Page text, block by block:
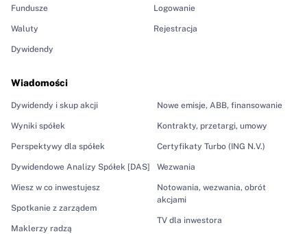
Fundusze
Waluty
Dywidendy
Wiadomości
Dywidendy i skup akcji
Wyniki spółek
Perspektywy dla spółek
Dywidendowe Analizy Spółek [DAS]
Wiesz w co inwestujesz
Spotkanie z zarządem
Maklerzy radzą
Nowe emisje, ABB, finansowanie
Kontrakty, przetargi, umowy
Certyfikaty Turbo (ING N.V.)
Wezwania
Notowania, wezwania, obrót
akcjami
TV dla inwestora
Logowanie
Rejestracja